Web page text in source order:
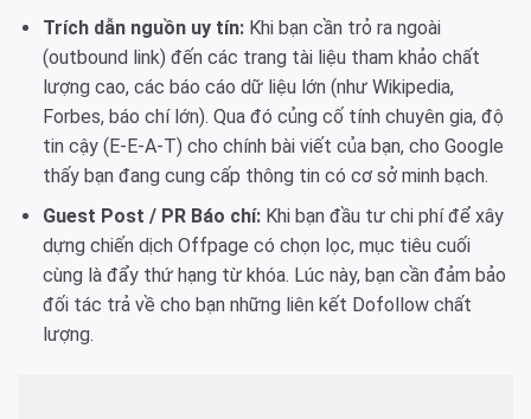
Trích dẫn nguồn uy tín:Khi bạn cần trỏ ra ngoài
(outbound link) đến các trang tài liệu tham khảo chất
lượng cao, các báo cáo dữ liệu lớn (như Wikipedia,
Forbes, báo chí lớn). Qua đó củng cố tính chuyên gia, độ
tin cậy (E-E-A-T) cho chính bài viết của bạn, cho Google
thấy bạn đang cung cấp thông tin có cơ sở minh bạch.
Guest Post / PR Báo chí:Khi bạn đầu tư chi phí để xây
dựng chiến dịch Offpage có chọn lọc, mục tiêu cuối
cùng là đẩy thứ hạng từ khóa. Lúc này, bạn cần đảm bảo
đối tác trả về cho bạn những liên kết Dofollow chất
lượng.